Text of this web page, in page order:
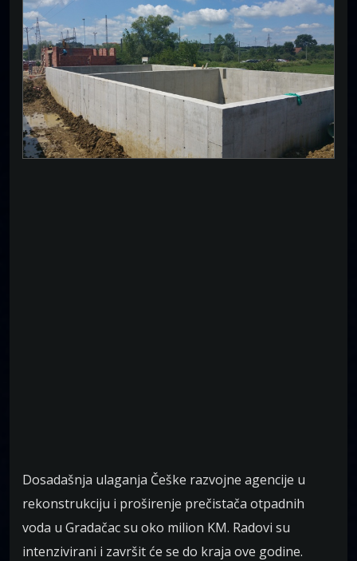
Dosadašnja ulaganja Češke razvojne agencije u
rekonstrukciju i proširenje prečistača otpadnih
voda u Gradačac su oko milion KM. Radovi su
intenzivirani i završit će se do kraja ove godine.